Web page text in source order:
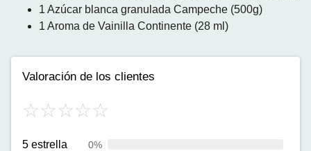
1 Azúcar blanca granulada Campeche (500g)
1 Aroma de Vainilla Continente (28 ml)
Valoración de los clientes
5 estrella 0%